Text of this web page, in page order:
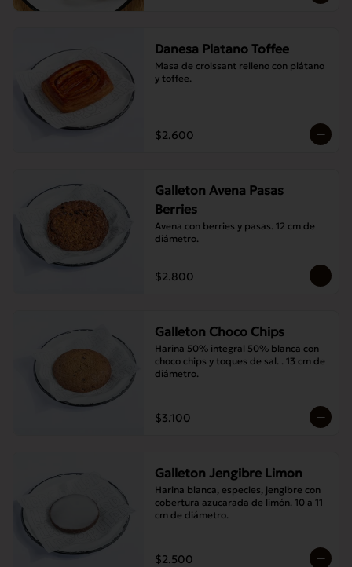
Danesa Platano Toffee
Masa de croissant relleno con plátano
y toffee.
$2.600
Galleton Avena Pasas
Berries
Avena con berries y pasas. 12 cm de
diámetro.
$2.800
Galleton Choco Chips
Harina 50% integral 50% blanca con
choco chips y toques de sal. . 13 cm de
diámetro.
$3.100
Galleton Jengibre Limon
Harina blanca, especies, jengibre con
cobertura azucarada de limón. 10 a 11
cm de diámetro.
$2.500